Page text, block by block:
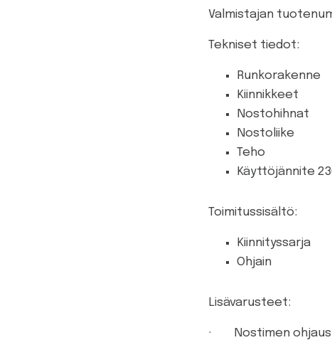
Valmistajan
Tekniset tiedot:
Kiinnikkeet
Teho
Käyttöjännite
Toimitussisältö:
Ohjain
Lisävarusteet:
· Nostimen ohjaus